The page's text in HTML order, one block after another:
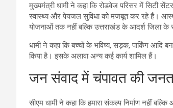
मुख्यमंत्री धामी ने कहा कि रोडवेज परिसर में सिटी
स्वास्थ्य और पेयजल सुविधा को मजबूत कर रहे हैं।
योजनाओं तक नहीं बल्कि उत्तराखंड के आदर्श जिला के
धामी ने कहा कि बच्चों के भविष्य, सड़क, पार्किंग आदि
किया है। इसके अलावा अन्य कई कार्य शामिल हैं।
जन संवाद में चंपावत की
सीएम धामी ने कहा कि हमारा संकल्प निर्माण नहीं